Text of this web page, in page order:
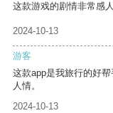
这款游戏的剧情非常感
2024-10-13
游客
这款app是我旅行的好
人情。
2024-10-13